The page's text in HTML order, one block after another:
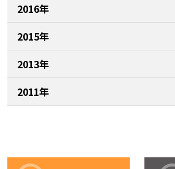
2016年
2015年
2013年
2011年